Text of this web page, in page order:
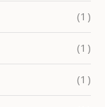
(1)
(1)
(1)